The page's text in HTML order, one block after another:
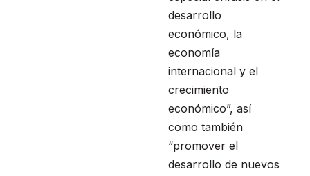
desarrollo
económico, la
economía
internacional y el
crecimiento
económico”, así
como también
“promover el
desarrollo de nuevos